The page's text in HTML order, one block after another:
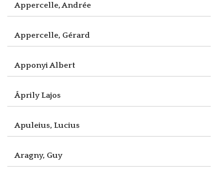
Appercelle, Andrée
Appercelle, Gérard
Apponyi Albert
Áprily Lajos
Apuleius, Lucius
Aragny, Guy